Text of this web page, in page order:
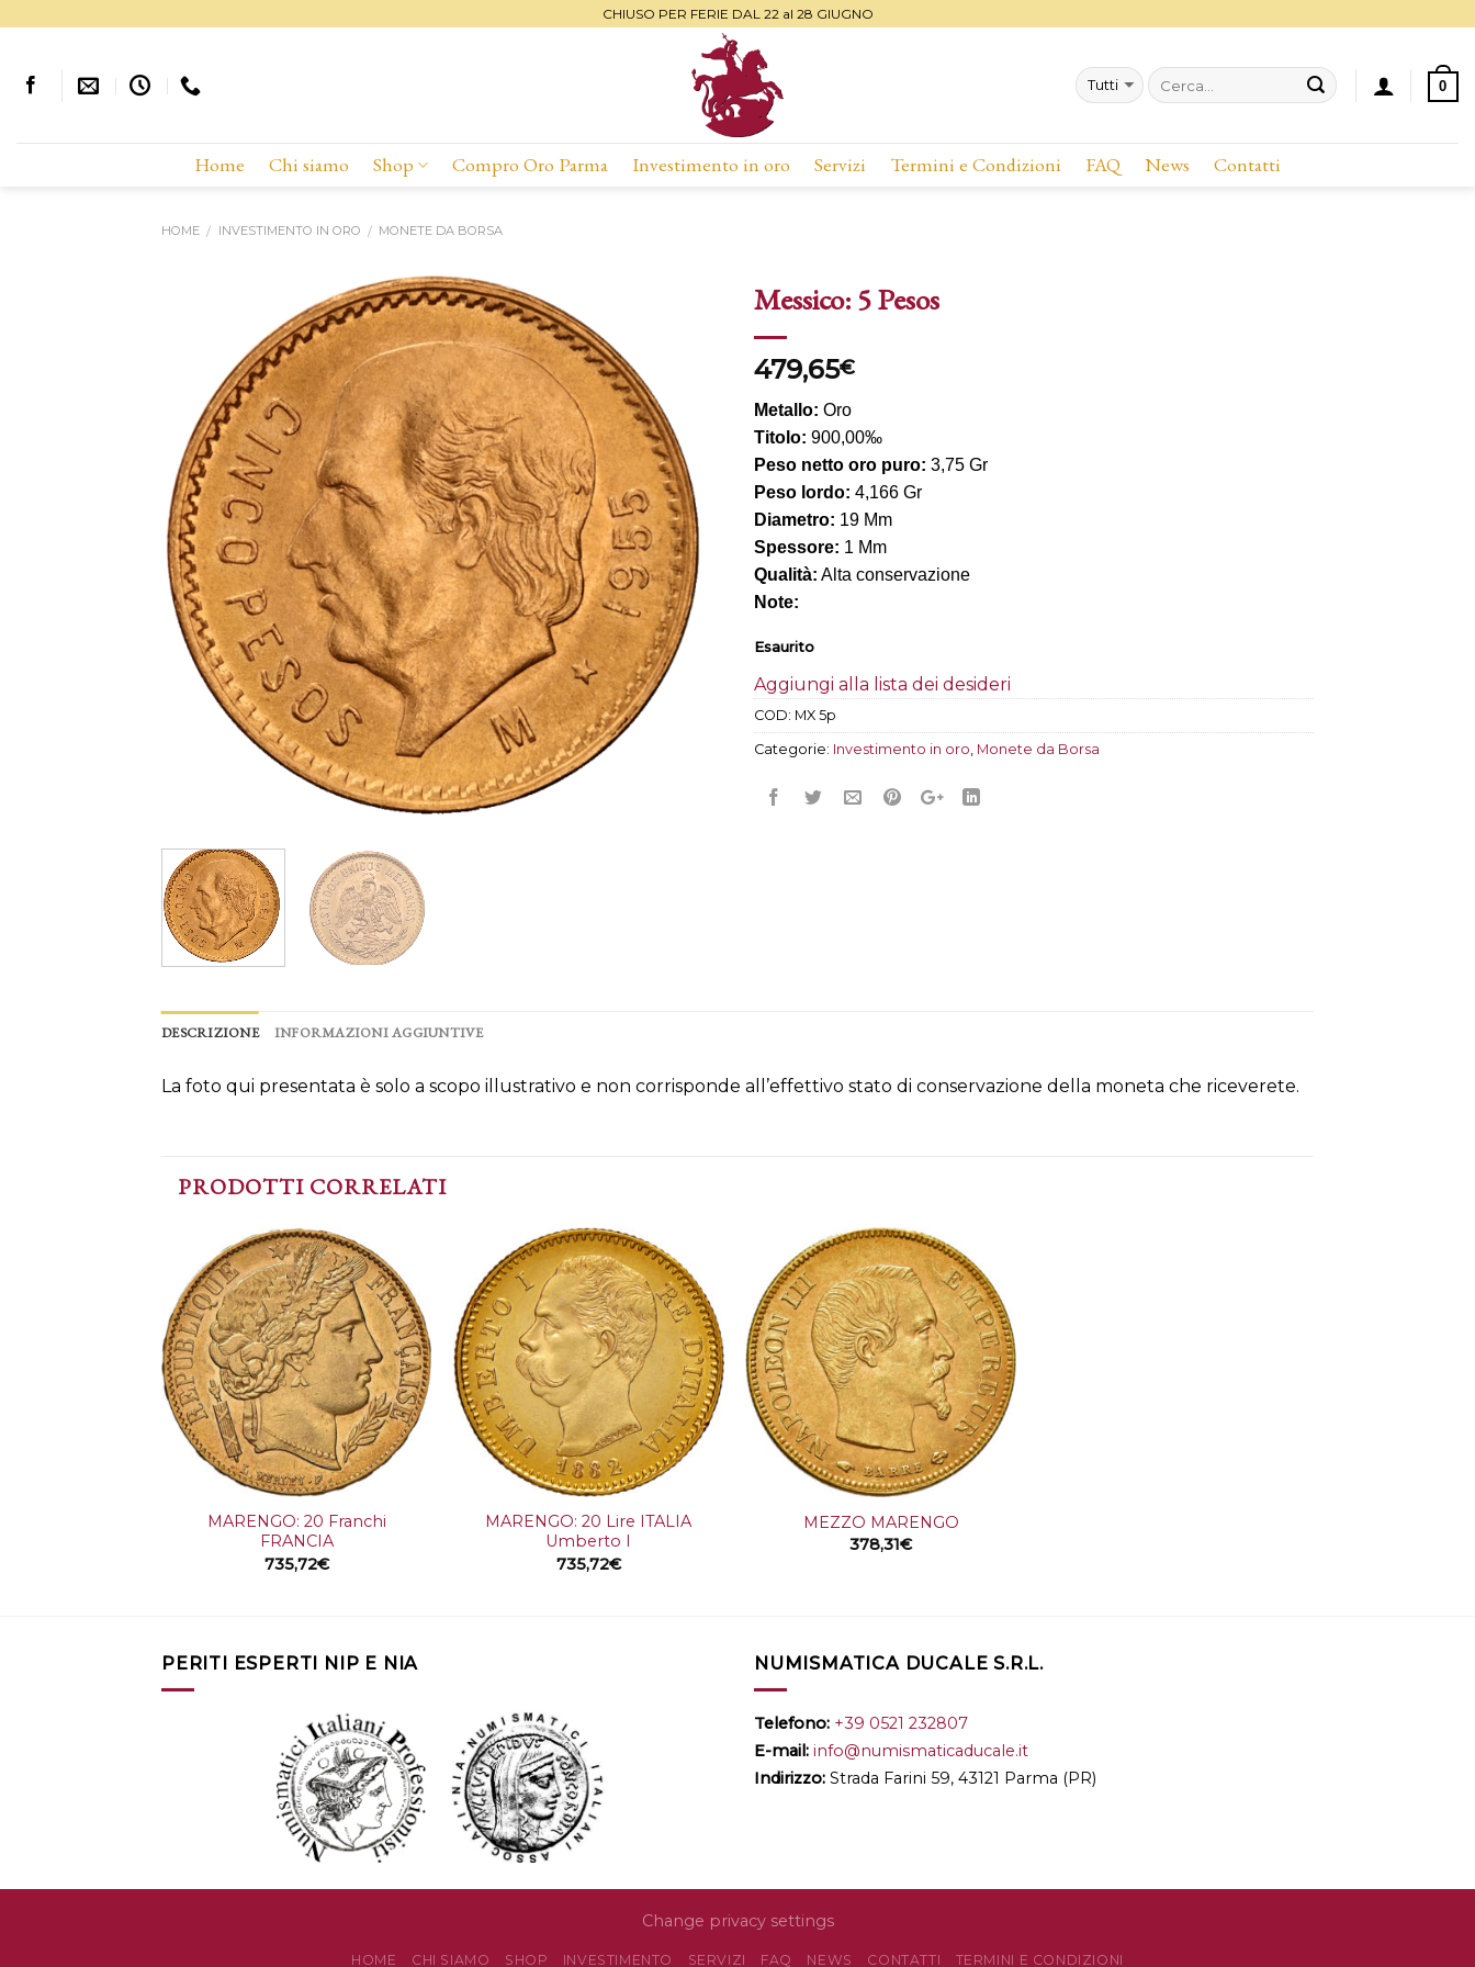
content
CHIUSO PER FERIE DAL 22 al 28 GIUGNO
0
Home Chi siamo Shop Compro Oro Parma Investimento in oro Servizi Termini e Condizioni FAQ News Contatti
HOME / INVESTIMENTO IN ORO / MONETE DA BORSA
desideri
Messico: 5 Pesos
479,65€
Metallo: Oro
Titolo: 900,00‰
Peso netto oro puro: 3,75 Gr
Peso lordo: 4,166 Gr
Diametro: 19 Mm
Spessore: 1 Mm
Qualità: Alta conservazione
Note:
Esaurito
Aggiungi alla lista dei desideri
COD: MX 5p
Categorie: Investimento in oro Monete da Borsa
DESCRIZIONE INFORMAZIONI AGGIUNTIVE
La foto qui presentata è solo a scopo illustrativo e non corrisponde all’effettivo stato di conservazione della moneta che riceverete.
PRODOTTI CORRELATI
Aggiungi
alla lista
dei
desideri
MARENGO: 20 Franchi
FRANCIA
735,72€
Aggiungi
alla lista
dei
desideri
MARENGO: 20 Lire ITALIA
Umberto I
735,72€
Aggiungi
alla lista
dei
desideri
MEZZO MARENGO
378,31€
PERITI ESPERTI NIP E NIA NUMISMATICA DUCALE S.R.L.
Telefono: +39 0521 232807
E-mail: info@numismaticaducale.it
Indirizzo: Strada Farini 59, 43121 Parma (PR)
Change privacy settings
HOME CHI SIAMO SHOP INVESTIMENTO SERVIZI FAQ NEWS CONTATTI TERMINI E CONDIZIONI